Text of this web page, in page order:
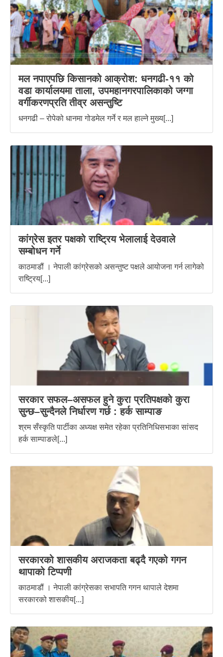
मल नपाएपछि किसानको आक्रोश: धनगढी-११ को
वडा कार्यालयमा ताला, उपमहानगरपालिकाको जग्गा
वर्गीकरणप्रति तीव्र असन्तुष्टि
धनगढी – रोपेको धानमा गोडमेल गर्ने र मल हाल्ने मुख्य[...]
कांग्रेस इतर पक्षको राष्ट्रिय भेलालाई देउवाले
सम्बोधन गर्ने
काठमाडौं । नेपाली कांग्रेसको असन्तुष्ट पक्षले आयोजना गर्न लागेको
राष्ट्रिय[...]
सरकार सफल–असफल हुने कुरा प्रतिपक्षको कुरा
सुन्छ–सुन्दैनले निर्धारण गर्छ : हर्क साम्पाङ
श्रम सँस्कृति पार्टीका अध्यक्ष समेत रहेका प्रतिनिधिसभाका सांसद
हर्क साम्पाङले[...]
सरकारको शासकीय अराजकता बढ्दै गएको गगन
थापाको टिप्पणी
काठमाडौं । नेपाली कांग्रेसका सभापति गगन थापाले देशमा
सरकारको शासकीय[...]